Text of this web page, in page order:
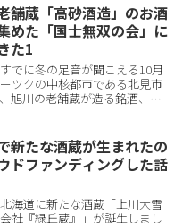
し、人生の中で何度...
舗蔵「高砂酒造」のお酒
めた「国士無双の会」に
た1
でに冬の足音が聞こえる10月
ツクの中核都市である北見市
旭川の老舗蔵が造る銘酒、
顕さんも交えて、同蔵の日本
人たちが集まり...
新たな酒蔵が生まれたの
ドファンディングした話
海道に新たな酒蔵「上川大雪
社『緑丘蔵』」が誕生しまし